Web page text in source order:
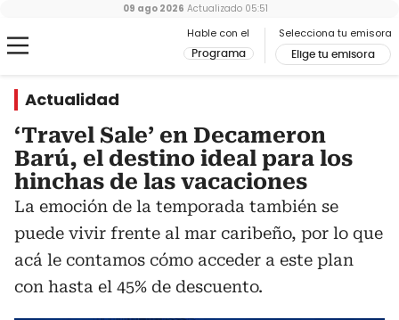
Hable con el
Programa
Selecciona tu emisora
Elige tu emisora
09 ago 2026 Actualizado 05:51
Actualidad
‘Travel Sale’ en Decameron
Barú, el destino ideal para los
hinchas de las vacaciones
La emoción de la temporada también se
puede vivir frente al mar caribeño, por lo que
acá le contamos cómo acceder a este plan
con hasta el 45% de descuento.